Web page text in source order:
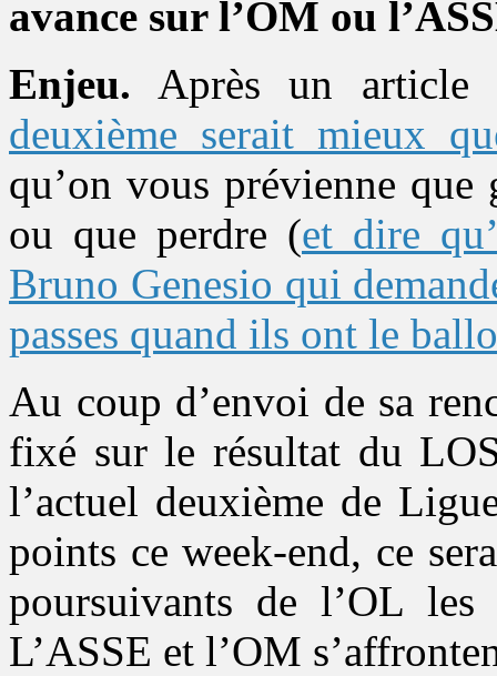
avance sur l’OM ou
Enjeu. Après un article
deuxième serait mieux
qu’on vous prévienne
ou que perdre (et dire
Bruno Genesio qui
passes quand ils ont le
Au coup d’envoi de sa
fixé sur le résultat du
l’actuel deuxième de
points ce week-end, ce
poursuivants de l’OL
L’ASSE et l’OM